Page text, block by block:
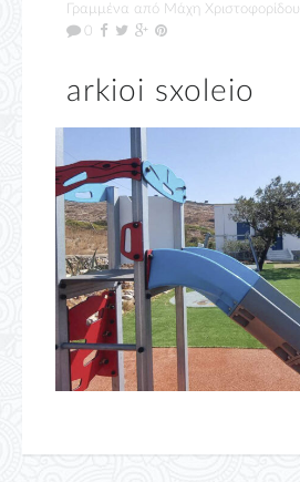
Γραμμένα από Μάχη Χριστοφορίδου
0
arkioi sxoleio